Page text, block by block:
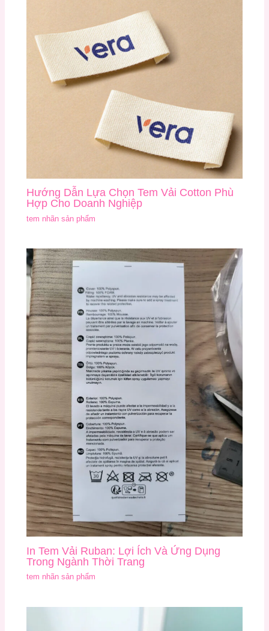
Hướng Dẫn Lựa Chọn Tem Vải Cotton Phù
Hợp Cho Doanh Nghiệp
tem nhãn sản phẩm
In Tem Vải Ruban: Lợi Ích Và Ứng Dụng
Trong Ngành Thời Trang
tem nhãn sản phẩm